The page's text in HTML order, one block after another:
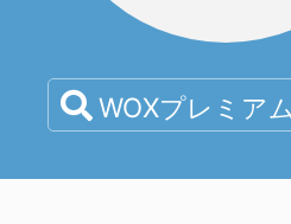
WOXプレミア